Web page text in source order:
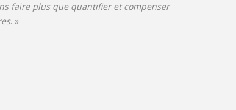
faire plus que quantifier et compenser
. »